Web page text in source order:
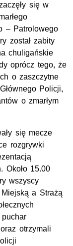
się w
– Patrolowego
został zabity
chuligańskie
oprócz tego, że
o zaszczytne
Policji,
o zmarłym
się mecze
rozgrywki
Około 15.00
wszyscy
a Strażą
otrzymali